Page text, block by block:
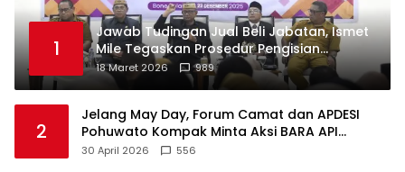
1
Jawab Tudingan Jual Beli Jabatan, Ismet
Mile Tegaskan Prosedur Pengisian
Jabatan
18 Maret 2026 989
2
Jelang May Day, Forum Camat dan APDESI
Pohuwato Kompak Minta Aksi BARA API
Ditunda
30 April 2026 556